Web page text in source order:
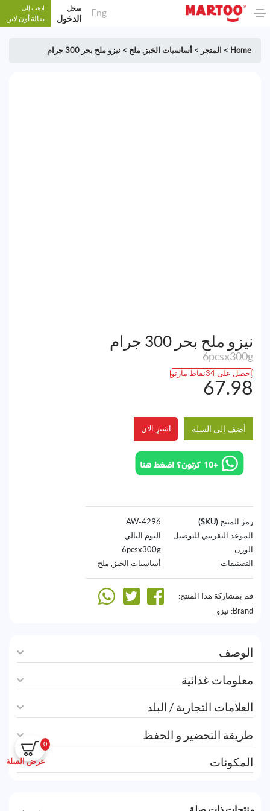
Eng سجَل
الدخول
اذهب إلى
بقالة أون لاين
0
عرض السلة
Home
> المتجر > أساسيات الخبز , ملح > نيزو ملح بحر 300 جرام
نيزو ملح بحر 300 جرام
6pcsx300g
احصل على 34نقاط مارتو
67.98
أضف إلى السلة اشترِ الآن
رمز المنتج (SKU)
4296-AW
الموعد التقريبي للتوصيل
اليوم التالي
الوزن
6pcsx300g
التصنيفات
أساسيات الخبز , ملح
قم بمشاركة هذا المنتج:
Brand: نيزو
الوصف
معلومات غذائية
العلامات التجارية / البلد
طريقة التحضير و الحفظ
المكونات